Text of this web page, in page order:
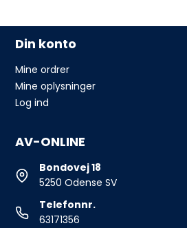
Din konto
Mine ordrer
Mine oplysninger
Log ind
AV-ONLINE
Bondovej 18
5250 Odense SV
Telefonnr.
63171356